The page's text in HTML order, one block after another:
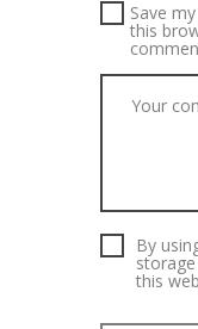
Save
this
By
this